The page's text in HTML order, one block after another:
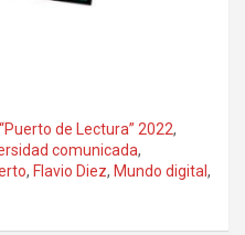
de Lectura” 2022,
comunicada,
, Flavio Diez, Mundo digital,